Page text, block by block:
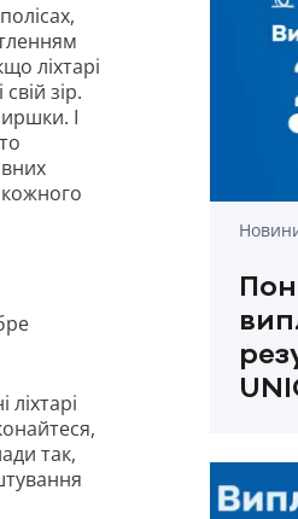
ліхтарі
зір.
І
так,